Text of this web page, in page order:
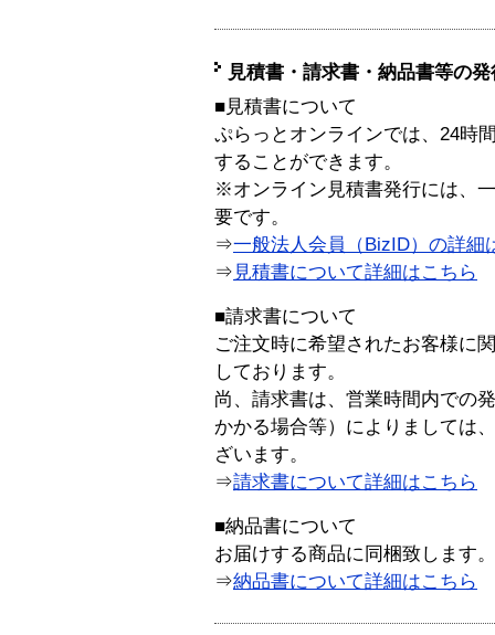
見積書・請求書・納品書等の
■見積書について
ぷらっとオンラインでは、24時
することができます。
※オンライン見積書発行には、
要です。
⇒一般法人会員（BizID）の詳細
⇒ 見積書について詳細はこちら
■請求書について
ご注文時に希望されたお客様に
しております。
尚、請求書は、営業時間内での
かかる場合等）によりましては
ざいます。
⇒請求書について詳細はこちら
■納品書について
お届けする商品に同梱致します。
⇒納品書について詳細はこちら